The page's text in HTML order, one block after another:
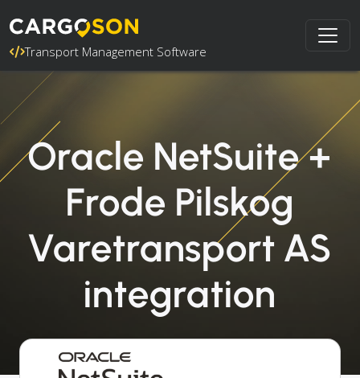
Transport Management Software
Oracle NetSuite +
Frode Pilskog
Varetransport AS
integration